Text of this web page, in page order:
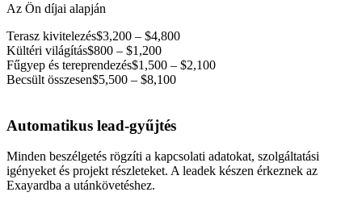
Az Ön díjai alapján
Terasz kivitelezés$3,200 – $4,800
Kültéri világítás$800 – $1,200
Fűgyep és tereprendezés$1,500 – $2,100
Becsült összesen$5,500 – $8,100
Automatikus lead-gyűjtés
Minden beszélgetés rögzíti a kapcsolati adatokat, szolgáltatási
igényeket és projekt részleteket. A leadek készen érkeznek az
Exayardba a utánkövetéshez.